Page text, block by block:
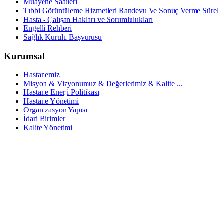
Muayene Saatleri
Tıbbi Görüntüleme Hizmetleri Randevu Ve Sonuç Verme
Hasta - Çalışan Hakları ve Sorumlulukları
Engelli Rehberi
Sağlık Kurulu Başvurusu
Kurumsal
Hastanemiz
Misyon & Vizyonumuz & Değerlerimiz & Kalite ...
Hastane Enerji Politikası
Hastane Yönetimi
Organizasyon Yapısı
İdari Birimler
Kalite Yönetimi